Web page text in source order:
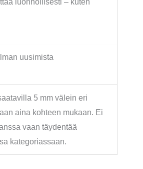
uusimista
5 mm välein eri
aina kohteen mukaan. Ei
vaan täydentää
kategoriassaan.